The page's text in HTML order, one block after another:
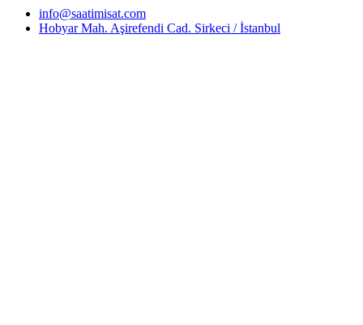
info@saatimisat.com
Hobyar Mah. Aşirefendi Cad. Sirkeci / İstanbul